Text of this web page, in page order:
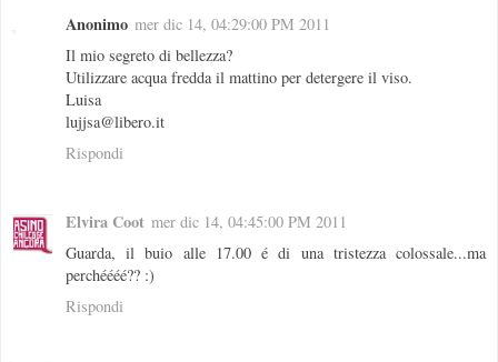
Anonimo mer dic 14, 04:29:00 PM 2011
Il mio segreto di bellezza?
Utilizzare acqua fredda il mattino per detergere il viso.
Luisa
lujjsa@libero.it
Rispondi
Elvira Coot mer dic 14, 04:45:00 PM 2011
Guarda, il buio alle 17.00 é di una tristezza colossale...ma
perchéééé?? :)
Rispondi